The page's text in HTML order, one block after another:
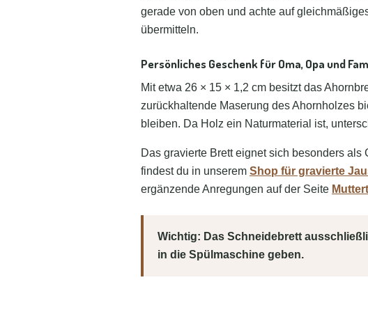
gerade von oben und achte auf
übermitteln.
Persönliches Geschenk für Oma, Opa und
Mit etwa 26 × 15 × 1,2 cm besitzt das
zurückhaltende Maserung des Ahornholzes
bleiben. Da Holz ein Naturmaterial ist,
Das gravierte Brett eignet sich besonders
findest du in unserem Shop für gravierte
ergänzende Anregungen auf der Seite
Wichtig: Das Schneidebrett
in die Spülmaschine geben.